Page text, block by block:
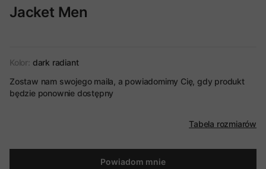
Jacket Men
Kolor: dark radiant
Zostaw nam swojego maila, a powiadomimy Cię, gdy produkt
będzie ponownie dostępny
Tabela rozmiarów
Powiadom mnie